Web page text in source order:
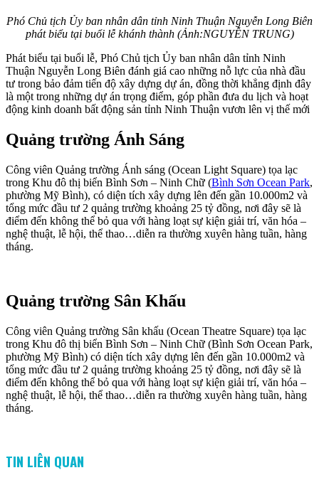
Phó Chủ tịch Ủy ban nhân dân tỉnh Ninh Thuận Nguyễn Long Biên
phát biểu tại buổi lễ khánh thành (Ảnh:NGUYỄN TRUNG)
Phát biểu tại buổi lễ, Phó Chủ tịch Ủy ban nhân dân tỉnh Ninh
Thuận Nguyễn Long Biên đánh giá cao những nỗ lực của nhà đầu
tư trong bảo đảm tiến độ xây dựng dự án, đồng thời khẳng định đây
là một trong những dự án trọng điểm, góp phần đưa du lịch và hoạt
động kinh doanh bất động sản tỉnh Ninh Thuận vươn lên vị thế mới
Quảng trường Ánh Sáng
Công viên Quảng trường Ánh sáng (Ocean Light Square) tọa lạc
trong Khu đô thị biển Bình Sơn – Ninh Chữ (Bình Sơn Ocean Park,
phường Mỹ Bình), có diện tích xây dựng lên đến gần 10.000m2 và
tổng mức đầu tư 2 quảng trường khoảng 25 tỷ đồng, nơi đây sẽ là
điểm đến không thể bỏ qua với hàng loạt sự kiện giải trí, văn hóa –
nghệ thuật, lễ hội, thể thao…diễn ra thường xuyên hàng tuần, hàng
tháng.
Quảng trường Sân Khấu
Công viên Quảng trường Sân khấu (Ocean Theatre Square) tọa lạc
trong Khu đô thị biển Bình Sơn – Ninh Chữ (Bình Sơn Ocean Park,
phường Mỹ Bình) có diện tích xây dựng lên đến gần 10.000m2 và
tổng mức đầu tư 2 quảng trường khoảng 25 tỷ đồng, nơi đây sẽ là
điểm đến không thể bỏ qua với hàng loạt sự kiện giải trí, văn hóa –
nghệ thuật, lễ hội, thể thao…diễn ra thường xuyên hàng tuần, hàng
tháng.
TIN LIÊN QUAN